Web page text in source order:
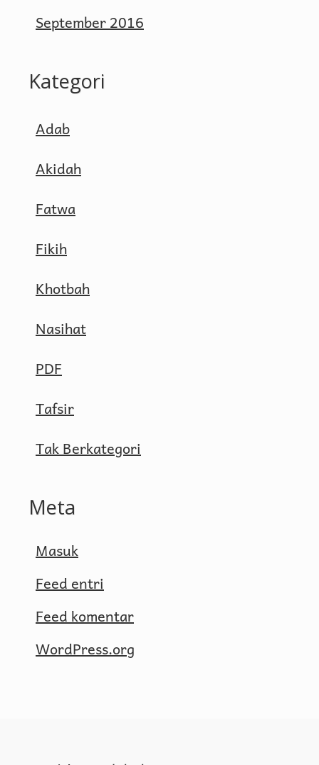
September 2016
Kategori
Adab
Akidah
Fatwa
Fikih
Khotbah
Nasihat
PDF
Tafsir
Tak Berkategori
Meta
Masuk
Feed entri
Feed komentar
WordPress.org